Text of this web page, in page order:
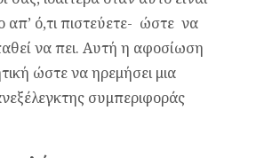
απ’ ό,τι πιστεύετε- ώστε να
να πει. Αυτή η αφοσίωση
ώστε να ηρεμήσει μια
συμπεριφοράς